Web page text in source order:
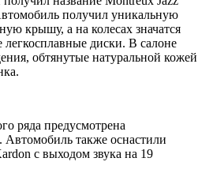
получил уникальную
крышу, а на колесах значатся
диски. В салоне
обтянутые натуральной кожей
ряда предусмотрена
Автомобиль также оснастили
с выходом звука на 19